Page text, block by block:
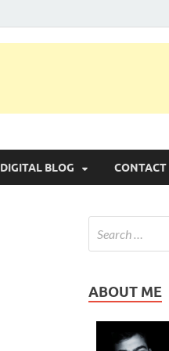
DIGITAL BLOG CONTACT
ABOUT ME